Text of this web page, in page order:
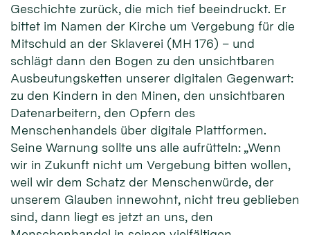
Geschichte zurück, die mich tief beeindruckt. Er
bittet im Namen der Kirche um Vergebung für die
Mitschuld an der Sklaverei (MH 176) – und
schlägt dann den Bogen zu den unsichtbaren
Ausbeutungsketten unserer digitalen Gegenwart:
zu den Kindern in den Minen, den unsichtbaren
Datenarbeitern, den Opfern des
Menschenhandels über digitale Plattformen.
Seine Warnung sollte uns alle aufrütteln: „Wenn
wir in Zukunft nicht um Vergebung bitten wollen,
weil wir dem Schatz der Menschenwürde, der
unserem Glauben innewohnt, nicht treu geblieben
sind, dann liegt es jetzt an uns, den